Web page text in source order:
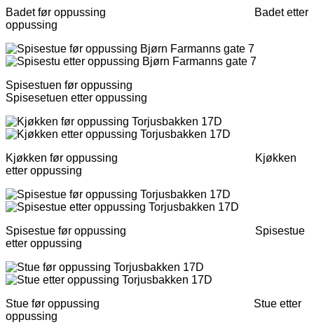
Badet før oppussing Badet etter
oppussing
Spisestuen før oppussing
Spisesetuen etter oppussing
Kjøkken før oppussing Kjøkken
etter oppussing
Spisestue før oppussing Spisestue
etter oppussing
Stue før oppussing Stue etter
oppussing